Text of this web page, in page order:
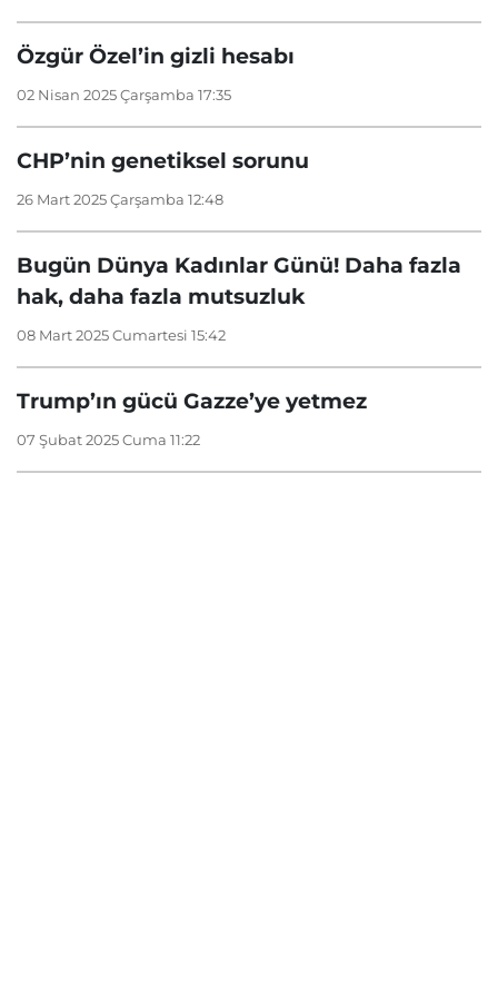
Özgür Özel’in gizli hesabı
02 Nisan 2025 Çarşamba 17:35
CHP’nin genetiksel sorunu
26 Mart 2025 Çarşamba 12:48
Bugün Dünya Kadınlar Günü! Daha fazla
hak, daha fazla mutsuzluk
08 Mart 2025 Cumartesi 15:42
Trump’ın gücü Gazze’ye yetmez
07 Şubat 2025 Cuma 11:22